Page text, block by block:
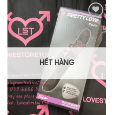
Add to
wishlist
HẾT HÀNG